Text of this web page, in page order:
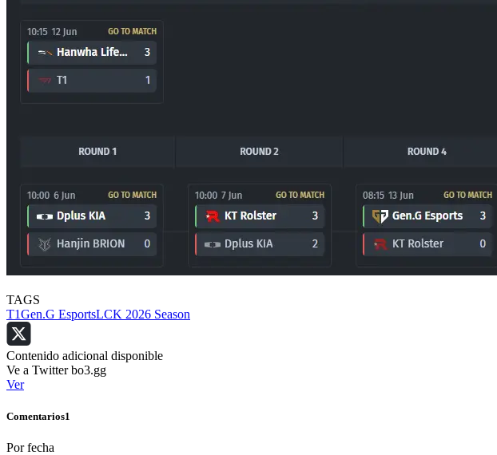
TAGS
T1Gen.G EsportsLCK 2026 Season
Contenido adicional disponible
Ve a Twitter bo3.gg
Ver
Comentarios1
Por fecha